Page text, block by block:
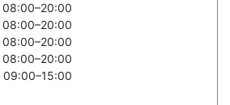
08:00–20:00
08:00–20:00
08:00–20:00
08:00–20:00
09:00–15:00